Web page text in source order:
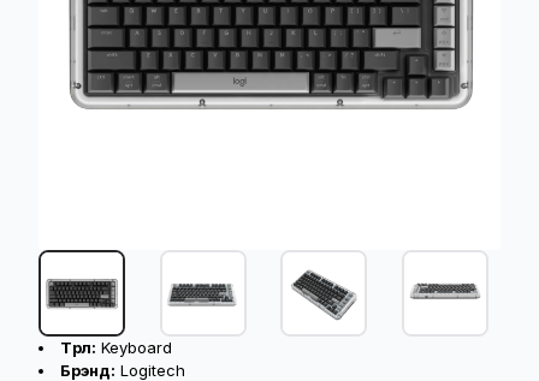
Бүтээгдэхүүний үндсэн үзүүлэлт
Төрөл: Keyboard
Брэнд: Logitech